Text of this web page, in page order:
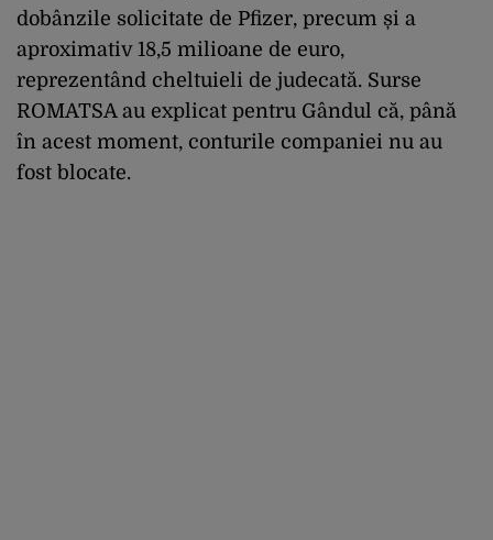
dobânzile solicitate de Pfizer, precum și a
aproximativ 18,5 milioane de euro,
reprezentând cheltuieli de judecată. Surse
ROMATSA au explicat pentru Gândul că, până
în acest moment, conturile companiei nu au
fost blocate.